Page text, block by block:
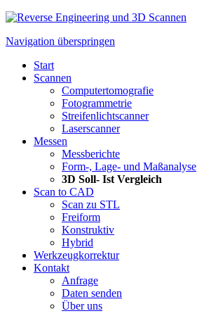
Navigation überspringen
Start
Scannen
Computertomografie
Fotogrammetrie
Streifenlichtscanner
Laserscanner
Messen
Messberichte
Form-, Lage- und Maßanalyse
3D Soll- Ist Vergleich
Scan to CAD
Scan zu STL
Freiform
Konstruktiv
Hybrid
Werkzeugkorrektur
Kontakt
Anfrage
Daten senden
Über uns